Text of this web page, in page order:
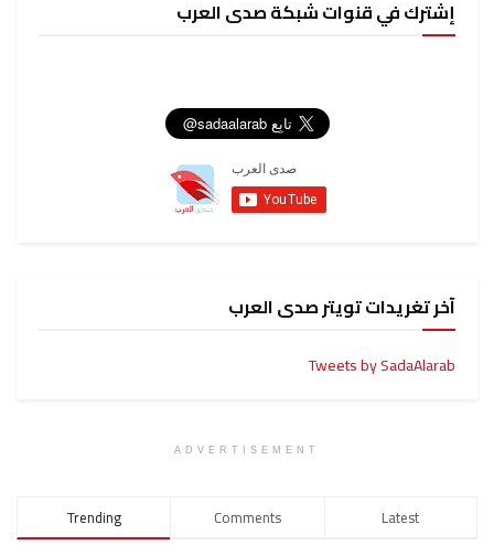
إشترك في قنوات شبكة صدى العرب
آخر تغريدات تويتر صدى العرب
Tweets by SadaAlarab
ADVERTISEMENT
Trending Comments Latest